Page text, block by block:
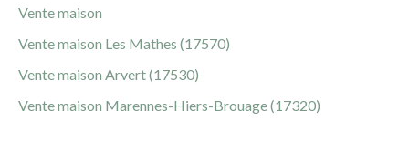
Vente maison
Vente maison Les Mathes (17570)
Vente maison Arvert (17530)
Vente maison Marennes-Hiers-Brouage (17320)